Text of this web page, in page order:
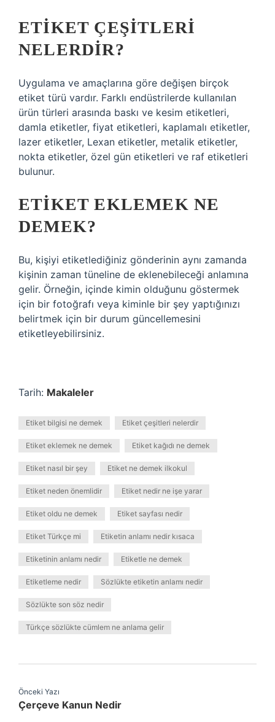
ETIKET ÇEŞITLERI
NELERDIR?
Uygulama ve amaçlarına göre değişen birçok
etiket türü vardır. Farklı endüstrilerde kullanılan
ürün türleri arasında baskı ve kesim etiketleri,
damla etiketler, fiyat etiketleri, kaplamalı etiketler,
lazer etiketler, Lexan etiketler, metalik etiketler,
nokta etiketler, özel gün etiketleri ve raf etiketleri
bulunur.
ETIKET EKLEMEK NE
DEMEK?
Bu, kişiyi etiketlediğiniz gönderinin aynı zamanda
kişinin zaman tüneline de eklenebileceği anlamına
gelir. Örneğin, içinde kimin olduğunu göstermek
için bir fotoğrafı veya kiminle bir şey yaptığınızı
belirtmek için bir durum güncellemesini
etiketleyebilirsiniz.
Tarih: Makaleler
Etiket bilgisi ne demek Etiket çeşitleri nelerdir
Etiket eklemek ne demek Etiket kağıdı ne demek
Etiket nasıl bir şey Etiket ne demek ilkokul
Etiket neden önemlidir Etiket nedir ne işe yarar
Etiket oldu ne demek Etiket sayfası nedir
Etiket Türkçe mi Etiketin anlamı nedir kısaca
Etiketinin anlamı nedir Etiketle ne demek
Etiketleme nedir Sözlükte etiketin anlamı nedir
Sözlükte son söz nedir
Türkçe sözlükte cümlem ne anlama gelir
Önceki Yazı
Çerçeve Kanun Nedir